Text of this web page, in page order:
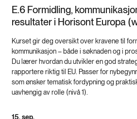
E.6 Formidling,
resultater i Horisont Europa
Kurset gir deg oversikt over kravene til
kommunikasjon – både i søknaden og i
Du lærer hvordan du utvikler en god
rapportere riktig til EU. Passer for
som ønsker tematisk fordypning og
uavhengig av rolle (nivå 1).
15. sep.